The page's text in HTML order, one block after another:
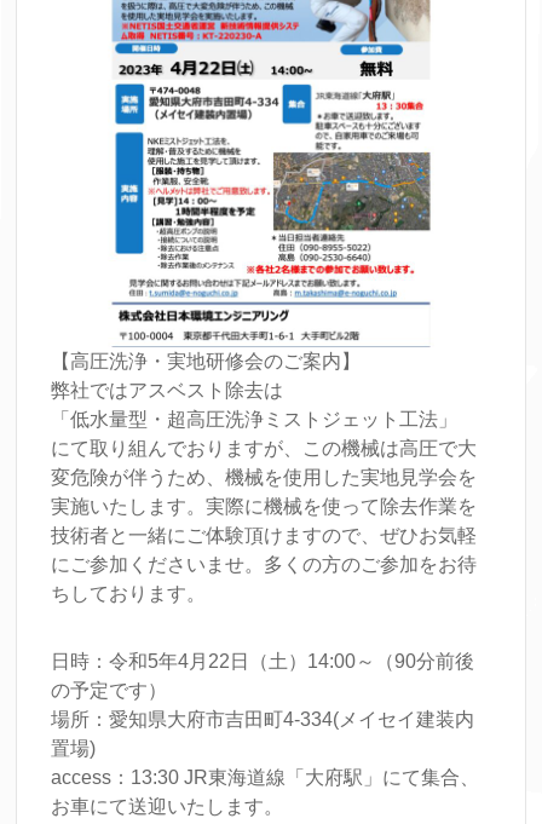
【高圧洗浄・実地研修会のご案内】
弊社ではアスベスト除去は
「低水量型・超高圧洗浄ミストジェット工法」
にて取り組んでおりますが、この機械は高圧で大
変危険が伴うため、機械を使用した実地見学会を
実施いたします。実際に機械を使って除去作業を
技術者と一緒にご体験頂けますので、ぜひお気軽
にご参加くださいませ。多くの方のご参加をお待
ちしております。
日時：令和5年4月22日（土）14:00～（90分前後
の予定です）
場所：愛知県大府市吉田町4-334(メイセイ建装内
置場)
access：13:30 JR東海道線「大府駅」にて集合、
お車にて送迎いたします。